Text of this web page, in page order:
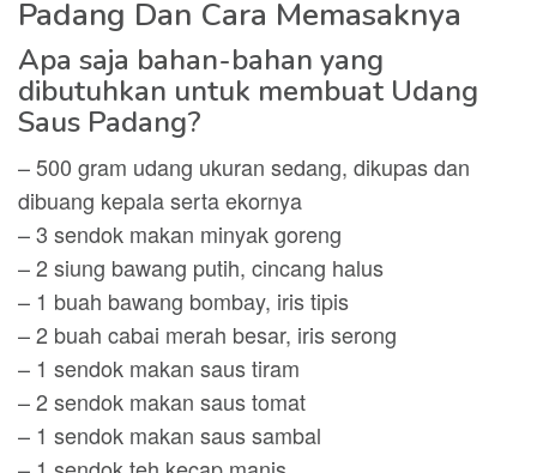
Padang Dan Cara Memasaknya
Apa saja bahan-bahan yang
dibutuhkan untuk membuat Udang
Saus Padang?
– 500 gram udang ukuran sedang, dikupas dan
dibuang kepala serta ekornya
– 3 sendok makan minyak goreng
– 2 siung bawang putih, cincang halus
– 1 buah bawang bombay, iris tipis
– 2 buah cabai merah besar, iris serong
– 1 sendok makan saus tiram
– 2 sendok makan saus tomat
– 1 sendok makan saus sambal